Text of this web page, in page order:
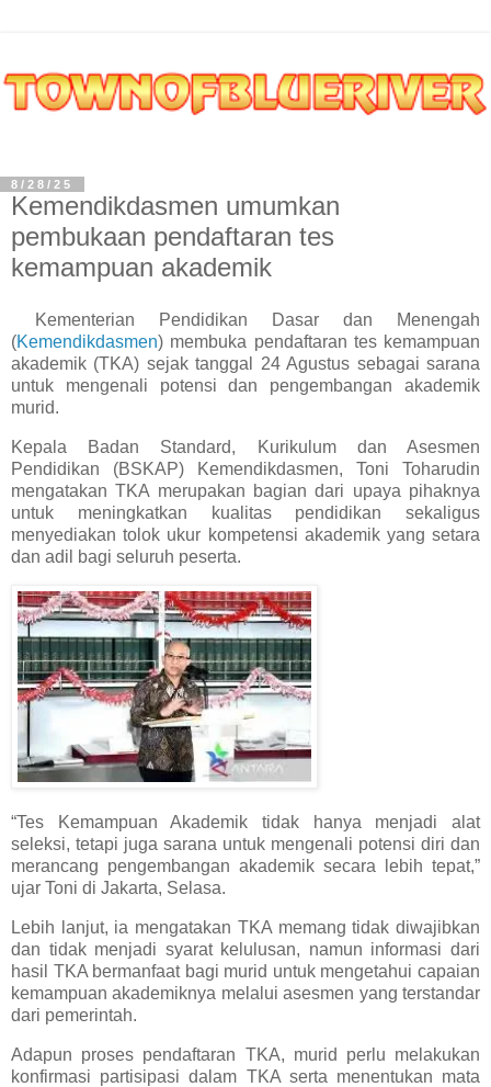
8/28/25
Kemendikdasmen umumkan
pembukaan pendaftaran tes
kemampuan akademik
Kementerian Pendidikan Dasar dan Menengah
(Kemendikdasmen) membuka pendaftaran tes kemampuan
akademik (TKA) sejak tanggal 24 Agustus sebagai sarana
untuk mengenali potensi dan pengembangan akademik
murid.
Kepala Badan Standard, Kurikulum dan Asesmen
Pendidikan (BSKAP) Kemendikdasmen, Toni Toharudin
mengatakan TKA merupakan bagian dari upaya pihaknya
untuk meningkatkan kualitas pendidikan sekaligus
menyediakan tolok ukur kompetensi akademik yang setara
dan adil bagi seluruh peserta.
“Tes Kemampuan Akademik tidak hanya menjadi alat
seleksi, tetapi juga sarana untuk mengenali potensi diri dan
merancang pengembangan akademik secara lebih tepat,”
ujar Toni di Jakarta, Selasa.
Lebih lanjut, ia mengatakan TKA memang tidak diwajibkan
dan tidak menjadi syarat kelulusan, namun informasi dari
hasil TKA bermanfaat bagi murid untuk mengetahui capaian
kemampuan akademiknya melalui asesmen yang terstandar
dari pemerintah.
Adapun proses pendaftaran TKA, murid perlu melakukan
konfirmasi partisipasi dalam TKA serta menentukan mata